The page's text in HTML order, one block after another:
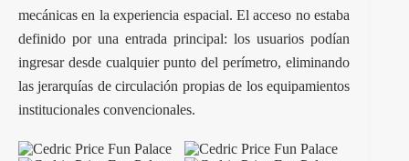
mecánicas en la experiencia espacial. El acceso no estaba
definido por una entrada principal: los usuarios podían
ingresar desde cualquier punto del perímetro, eliminando
las jerarquías de circulación propias de los equipamientos
institucionales convencionales.